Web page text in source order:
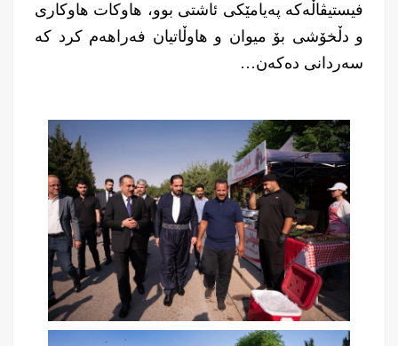
فیستیڤاڵەکە پەیامێکی ئاشتی بوو، هاوکات هاوکاری
و دڵخۆشی بۆ میوان و هاوڵاتیان فەراهەم کرد كە
سەردانی دەكەن…